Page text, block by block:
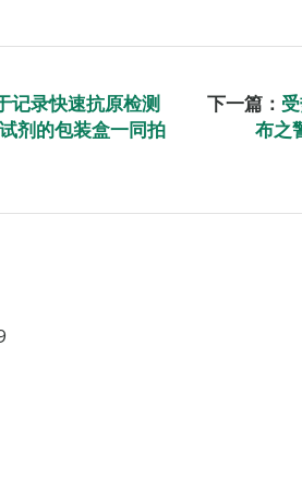
记录快速抗原检测
剂的包装盒一同拍
下一篇：
布之